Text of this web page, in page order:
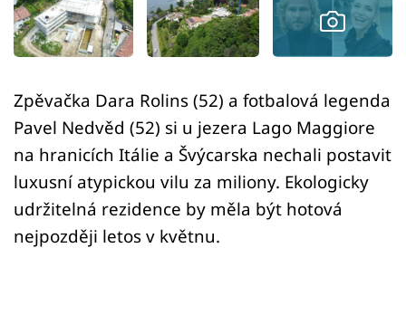
Zpěvačka Dara Rolins (52) a fotbalová legenda
Pavel Nedvěd (52) si u jezera Lago Maggiore
na hranicích Itálie a Švýcarska nechali postavit
luxusní atypickou vilu za miliony. Ekologicky
udržitelná rezidence by měla být hotová
nejpozději letos v květnu.